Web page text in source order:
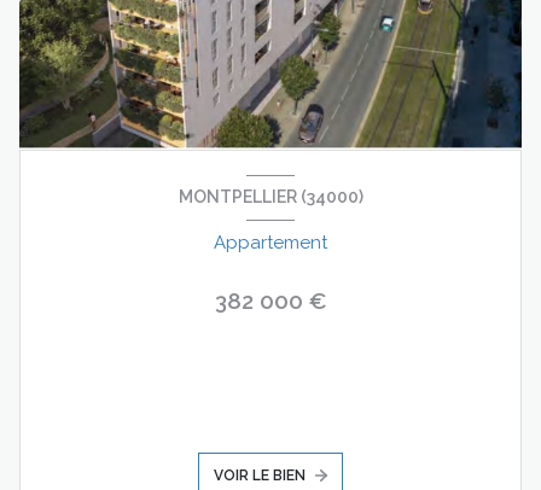
MONTPELLIER (34000)
Appartement
382 000 €
VOIR LE BIEN